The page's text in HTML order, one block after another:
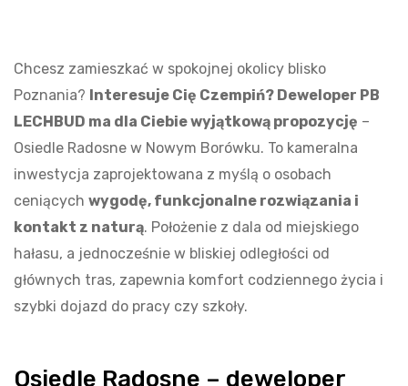
Chcesz zamieszkać w spokojnej okolicy blisko
Poznania? Interesuje Cię Czempiń? Deweloper PB
LECHBUD ma dla Ciebie wyjątkową propozycję –
Osiedle Radosne w Nowym Borówku. To kameralna
inwestycja zaprojektowana z myślą o osobach
ceniących wygodę, funkcjonalne rozwiązania i
kontakt z naturą. Położenie z dala od miejskiego
hałasu, a jednocześnie w bliskiej odległości od
głównych tras, zapewnia komfort codziennego życia i
szybki dojazd do pracy czy szkoły.
Osiedle Radosne – deweloper